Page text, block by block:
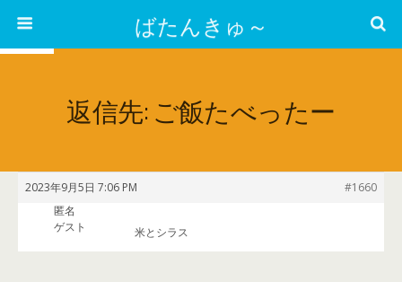
ばたんきゅ～
返信先: ご飯たべったー
2023年9月5日 7:06 PM
#1660
匿名
ゲスト
米とシラス